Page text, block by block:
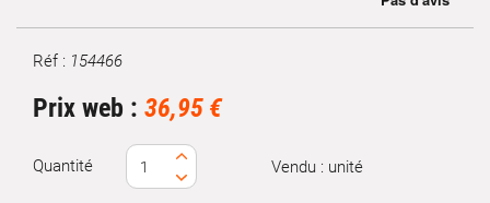
Marque
Réf : 154466
Prix web : 36,95 €
Quantité Vendu : unité